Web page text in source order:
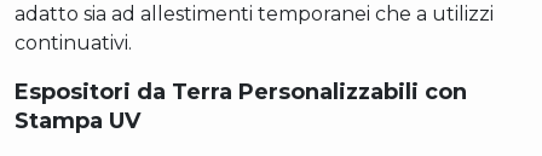
adatto sia ad allestimenti temporanei che a utilizzi
continuativi.
Espositori da Terra Personalizzabili con
Stampa UV